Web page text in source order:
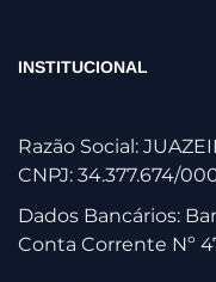
INSTITUCIONAL
Razão Social:
CNPJ: 34.377.674/
Dados Bancários:
Conta Corrente Nº